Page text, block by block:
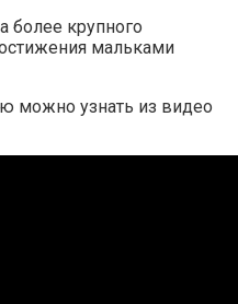
более крупного
мальками
можно узнать из видео